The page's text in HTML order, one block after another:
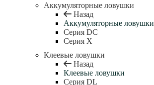
Аккумуляторные ловушки
Назад
Аккумуляторные ловушки
Серия DC
Серия X
Клеевые ловушки
Назад
Клеевые ловушки
Серия DL